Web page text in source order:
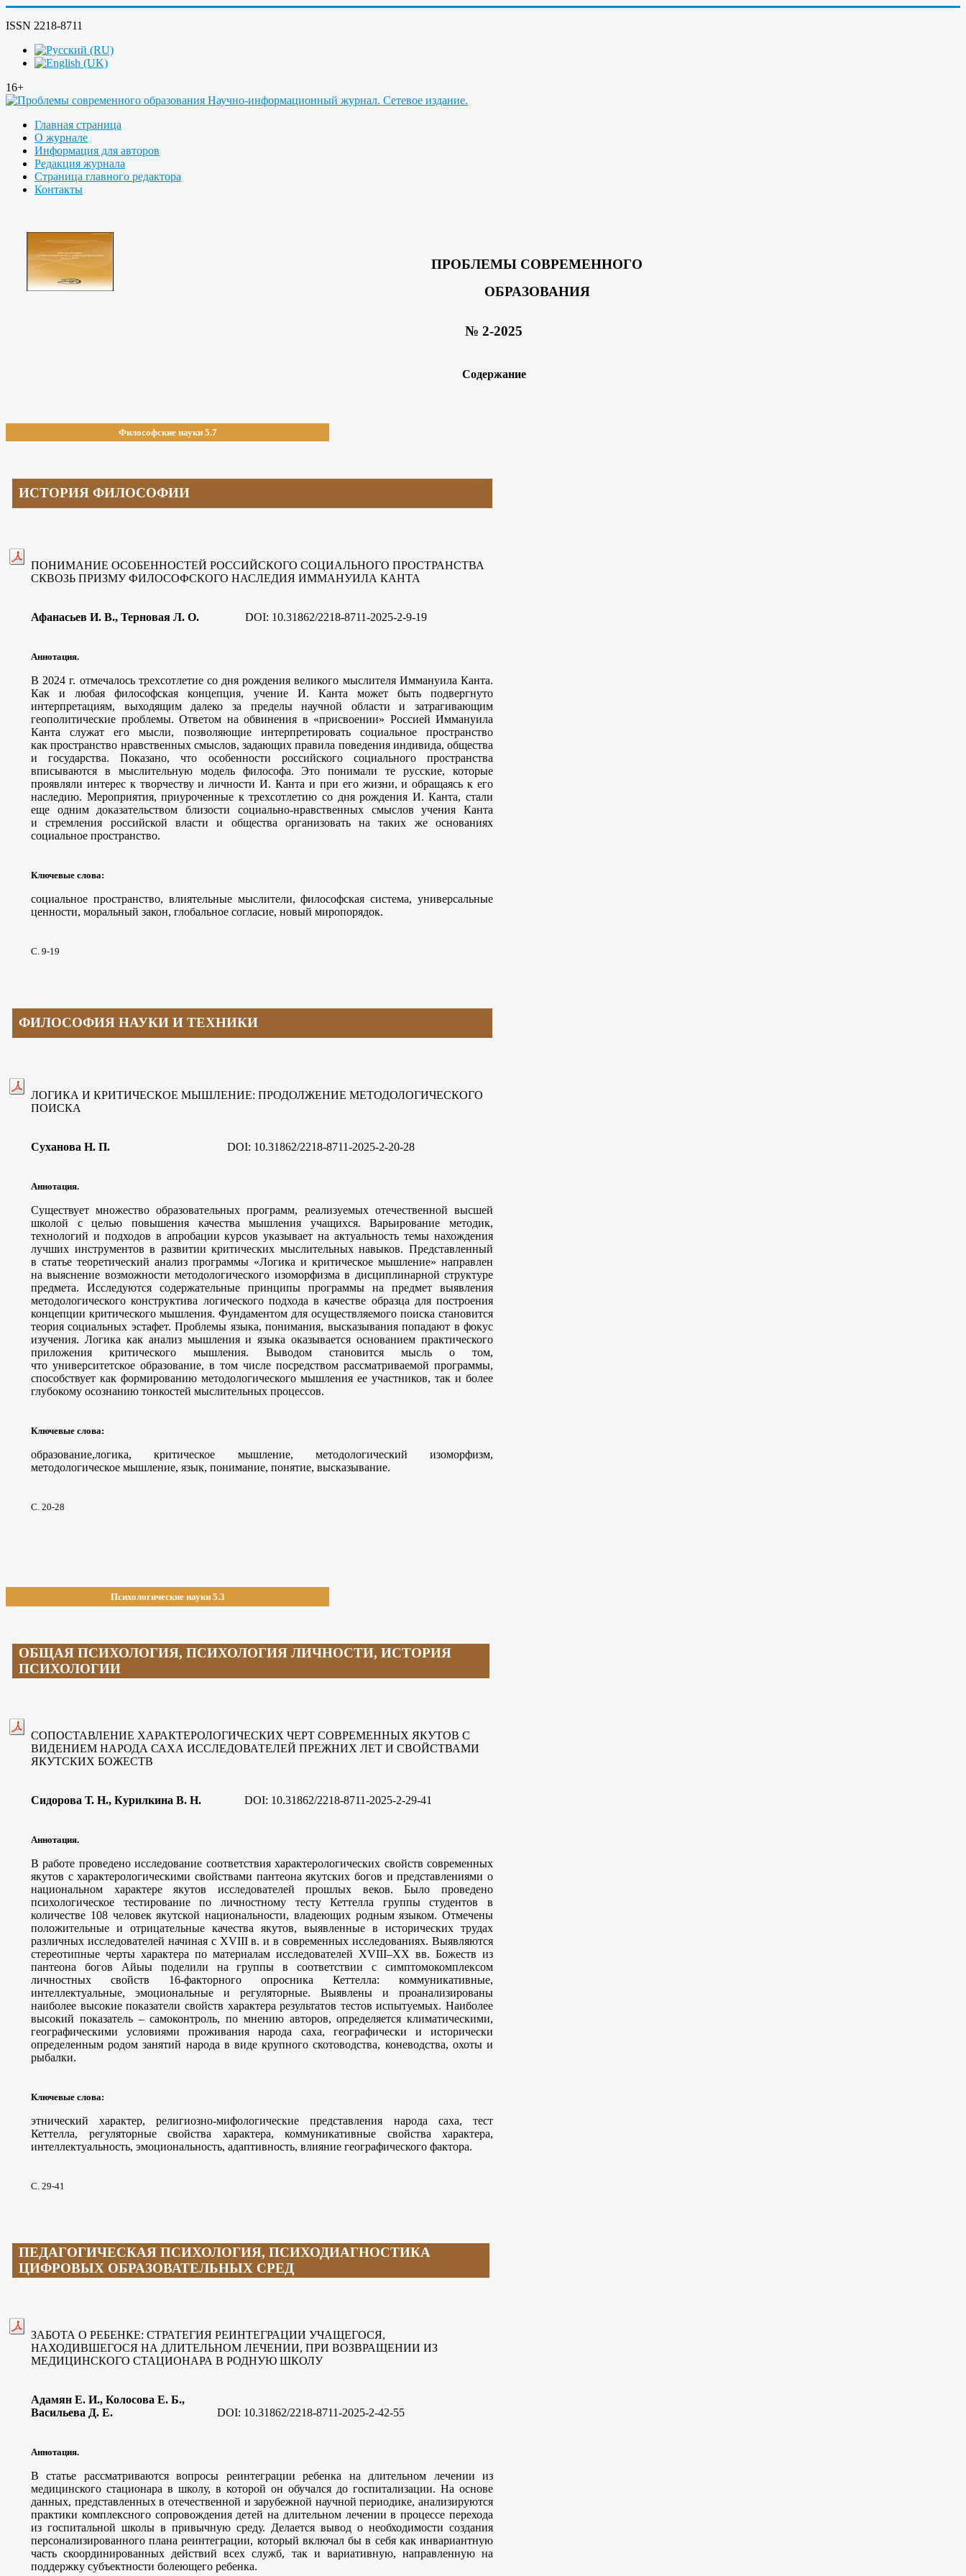
ISSN 2218-8711
16+
Главная страница
О журнале
Информация для авторов
Редакция журнала
Страница главного редактора
Контакты
ПРОБЛЕМЫ СОВРЕМЕННОГО
ОБРАЗОВАНИЯ
№ 2-2025
Содержание
Философские науки 5.7
ИСТОРИЯ ФИЛОСОФИИ
ПОНИМАНИЕ ОСОБЕННОСТЕЙ РОССИЙСКОГО СОЦИАЛЬНОГО ПРОСТРАНСТВА
СКВОЗЬ ПРИЗМУ ФИЛОСОФСКОГО НАСЛЕДИЯ ИММАНУИЛА КАНТА
Афанасьев И. В., Терновая Л. О. DOI: 10.31862/2218-8711-2025-2-9-19
Аннотация.
В 2024 г. отмечалось трехсотлетие со дня рождения великого мыслителя Иммануила Канта.
Как и любая философская концепция, учение И. Канта может быть подвергнуто
интерпретациям, выходящим далеко за пределы научной области и затрагивающим
геополитические проблемы. Ответом на обвинения в «присвоении» Россией Иммануила
Канта служат его мысли, позволяющие интерпретировать социальное пространство
как пространство нравственных смыслов, задающих правила поведения индивида, общества
и государства. Показано, что особенности российского социального пространства
вписываются в мыслительную модель философа. Это понимали те русские, которые
проявляли интерес к творчеству и личности И. Канта и при его жизни, и обращаясь к его
наследию. Мероприятия, приуроченные к трехсотлетию со дня рождения И. Канта, стали
еще одним доказательством близости социально-нравственных смыслов учения Канта
и стремления российской власти и общества организовать на таких же основаниях
социальное пространство.
Ключевые слова:
социальное пространство, влиятельные мыслители, философская система, универсальные
ценности, моральный закон, глобальное согласие, новый миропорядок.
С. 9-19
ФИЛОСОФИЯ НАУКИ И ТЕХНИКИ
ЛОГИКА И КРИТИЧЕСКОЕ МЫШЛЕНИЕ: ПРОДОЛЖЕНИЕ МЕТОДОЛОГИЧЕСКОГО
ПОИСКА
Суханова Н. П. DOI: 10.31862/2218-8711-2025-2-20-28
Аннотация.
Существует множество образовательных программ, реализуемых отечественной высшей
школой с целью повышения качества мышления учащихся. Варьирование методик,
технологий и подходов в апробации курсов указывает на актуальность темы нахождения
лучших инструментов в развитии критических мыслительных навыков. Представленный
в статье теоретический анализ программы «Логика и критическое мышление» направлен
на выяснение возможности методологического изоморфизма в дисциплинарной структуре
предмета. Исследуются содержательные принципы программы на предмет выявления
методологического конструктива логического подхода в качестве образца для построения
концепции критического мышления. Фундаментом для осуществляемого поиска становится
теория социальных эстафет. Проблемы языка, понимания, высказывания попадают в фокус
изучения. Логика как анализ мышления и языка оказывается основанием практического
приложения критического мышления. Выводом становится мысль о том,
что университетское образование, в том числе посредством рассматриваемой программы,
способствует как формированию методологического мышления ее участников, так и более
глубокому осознанию тонкостей мыслительных процессов.
Ключевые слова:
образование,логика, критическое мышление, методологический изоморфизм,
методологическое мышление, язык, понимание, понятие, высказывание.
С. 20-28
Психологические науки 5.3
ОБЩАЯ ПСИХОЛОГИЯ, ПСИХОЛОГИЯ ЛИЧНОСТИ, ИСТОРИЯ
ПСИХОЛОГИИ
СОПОСТАВЛЕНИЕ ХАРАКТЕРОЛОГИЧЕСКИХ ЧЕРТ СОВРЕМЕННЫХ ЯКУТОВ С
ВИДЕНИЕМ НАРОДА САХА ИССЛЕДОВАТЕЛЕЙ ПРЕЖНИХ ЛЕТ И СВОЙСТВАМИ
ЯКУТСКИХ БОЖЕСТВ
Сидорова Т. Н., Курилкина В. Н. DOI: 10.31862/2218-8711-2025-2-29-41
Аннотация.
В работе проведено исследование соответствия характерологических свойств современных
якутов с характерологическими свойствами пантеона якутских богов и представлениями о
национальном характере якутов исследователей прошлых веков. Было проведено
психологическое тестирование по личностному тесту Кеттелла группы студентов в
количестве 108 человек якутской национальности, владеющих родным языком. Отмечены
положительные и отрицательные качества якутов, выявленные в исторических трудах
различных исследователей начиная с XVIII в. и в современных исследованиях. Выявляются
стереотипные черты характера по материалам исследователей XVIII–XX вв. Божеств из
пантеона богов Айыы поделили на группы в соответствии с симптомокомплексом
личностных свойств 16-факторного опросника Кеттелла: коммуникативные,
интеллектуальные, эмоциональные и регуляторные. Выявлены и проанализированы
наиболее высокие показатели свойств характера результатов тестов испытуемых. Наиболее
высокий показатель – самоконтроль, по мнению авторов, определяется климатическими,
географическими условиями проживания народа саха, географически и исторически
определенным родом занятий народа в виде крупного скотоводства, коневодства, охоты и
рыбалки.
Ключевые слова:
этнический характер, религиозно-мифологические представления народа саха, тест
Кеттелла, регуляторные свойства характера, коммуникативные свойства характера,
интеллектуальность, эмоциональность, адаптивность, влияние географического фактора.
С. 29-41
ПЕДАГОГИЧЕСКАЯ ПСИХОЛОГИЯ, ПСИХОДИАГНОСТИКА
ЦИФРОВЫХ ОБРАЗОВАТЕЛЬНЫХ СРЕД
ЗАБОТА О РЕБЕНКЕ: СТРАТЕГИЯ РЕИНТЕГРАЦИИ УЧАЩЕГОСЯ,
НАХОДИВШЕГОСЯ НА ДЛИТЕЛЬНОМ ЛЕЧЕНИИ, ПРИ ВОЗВРАЩЕНИИ ИЗ
МЕДИЦИНСКОГО СТАЦИОНАРА В РОДНУЮ ШКОЛУ
Адамян Е. И., Колосова Е. Б.,
Васильева Д. Е.
DOI: 10.31862/2218-8711-2025-2-42-55
Аннотация.
В статье рассматриваются вопросы реинтеграции ребенка на длительном лечении из
медицинского стационара в школу, в которой он обучался до госпитализации. На основе
данных, представленных в отечественной и зарубежной научной периодике, анализируются
практики комплексного сопровождения детей на длительном лечении в процессе перехода
из госпитальной школы в привычную среду. Делается вывод о необходимости создания
персонализированного плана реинтеграции, который включал бы в себя как инвариантную
часть скоординированных действий всех служб, так и вариативную, направленную на
поддержку субъектности болеющего ребенка.